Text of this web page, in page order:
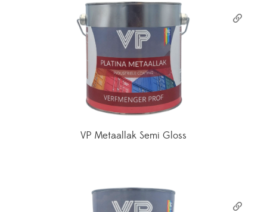
VP Metaallak Semi Gloss